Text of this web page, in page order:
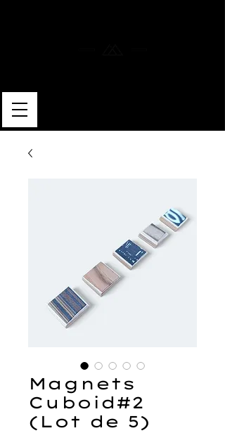
Magnets
Cuboid#2
(Lot de 5)